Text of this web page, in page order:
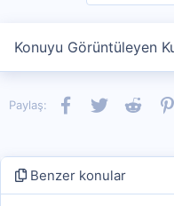
Konuyu Görüntüleyen
Paylaş: Facebook
TwitterReddit
Benzer konular